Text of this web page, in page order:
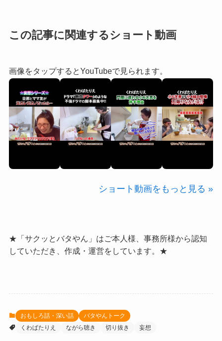
この記事に関連するショート動画
画像をタップするとYouTubeで見られます。
ショート動画をもっと見る »
★「サクッとバタやん」はご本人様、事務所様から認知
していただき、作成・運営をしています。★
おもしろ話・深い話
バタやんトーク
くわばたりえ
ながら聴き 切り抜き 妄想